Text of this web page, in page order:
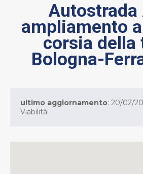
Autostrada
ampliamento
corsia della
Bologna-
ultimo aggiornamento: 20/02/
Viabilità